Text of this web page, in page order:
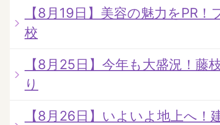
【8月19日】美容の魅力をPR
校
【8月25日】今年も大盛況！藤
り
【8月26日】いよいよ地上へ！